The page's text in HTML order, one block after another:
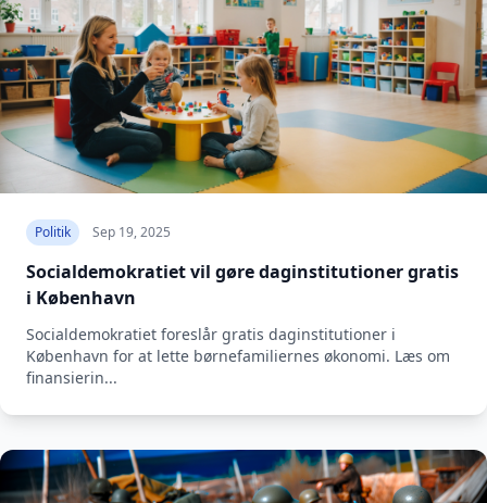
Politik Sep 19, 2025
Socialdemokratiet vil gøre daginstitutioner gratis
i København
Socialdemokratiet foreslår gratis daginstitutioner i
København for at lette børnefamiliernes økonomi. Læs om
finansierin...